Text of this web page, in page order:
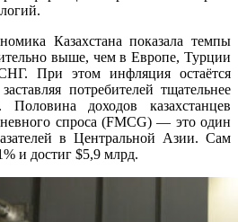
Казахстана показала темпы
выше, чем в Европе, Турции
При этом инфляция остаётся
потребителей тщательнее
доходов казахстанцев
спроса (FMCG) — это один
в Центральной Азии. Сам
и достиг $5,9 млрд.